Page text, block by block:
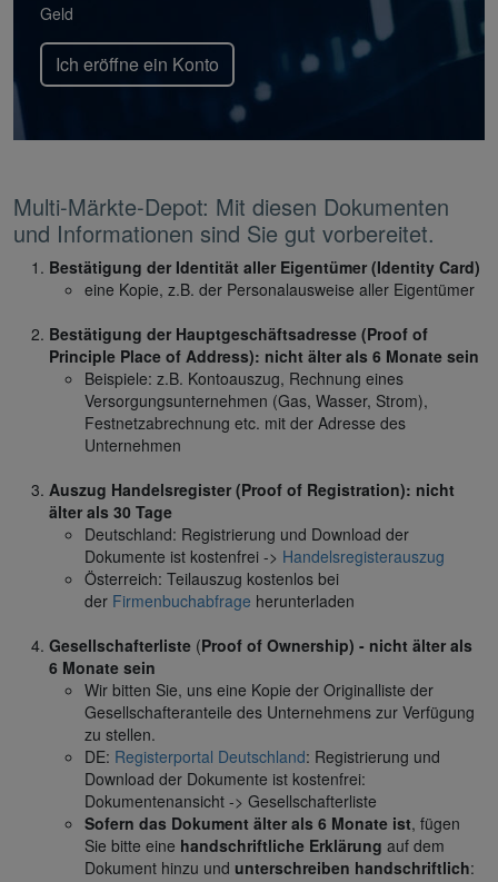
Geld
Ich eröffne ein Konto
Multi-Märkte-Depot: Mit diesen Dokumenten
und Informationen sind Sie gut vorbereitet.
Bestätigung der Identität aller Eigentümer (Identity Card)
eine Kopie, z.B. der Personalausweise aller Eigentümer
Bestätigung der Hauptgeschäftsadresse (Proof of
Principle Place of Address): nicht älter als 6 Monate sein
Beispiele: z.B. Kontoauszug, Rechnung eines
Versorgungsunternehmen (Gas, Wasser, Strom),
Festnetzabrechnung etc. mit der Adresse des
Unternehmen
Auszug Handelsregister (Proof of Registration): nicht
älter als 30 Tage
Deutschland: Registrierung und Download der
Dokumente ist kostenfrei -> Handelsregisterauszug
Österreich: Teilauszug kostenlos bei
der Firmenbuchabfrage herunterladen
Gesellschafterliste (Proof of Ownership) - nicht älter als
6 Monate sein
Wir bitten Sie, uns eine Kopie der Originalliste der
Gesellschafteranteile des Unternehmens zur Verfügung
zu stellen.
DE: Registerportal Deutschland: Registrierung und
Download der Dokumente ist kostenfrei:
Dokumentenansicht -> Gesellschafterliste
Sofern das Dokument älter als 6 Monate ist, fügen
Sie bitte eine handschriftliche Erklärung auf dem
Dokument hinzu und unterschreiben handschriftlich: